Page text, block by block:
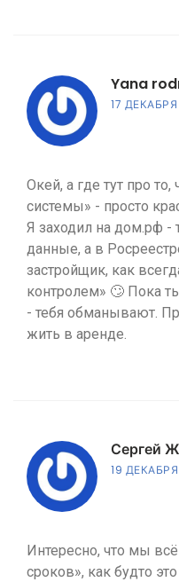
Yana
17
Окей, а где тут про
системы» - просто
Я заходил на дом.рф -
данные, а в
застройщик, как
контролем» 🙄 Пока
- тебя обманывают.
жить в аренде.
Сергей
19
Интересно, что мы
сроков», как будто